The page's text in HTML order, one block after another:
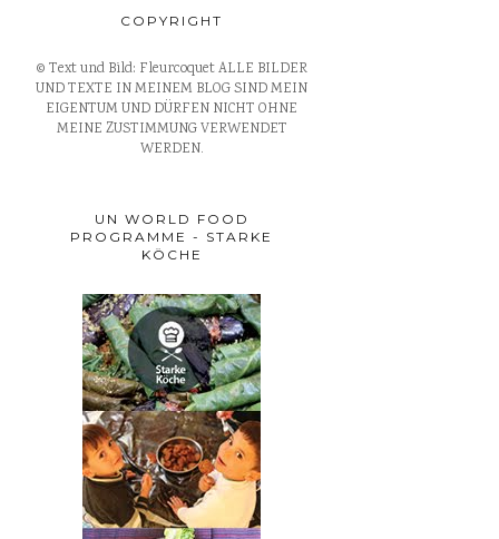
COPYRIGHT
© Text und Bild: Fleurcoquet ALLE BILDER
UND TEXTE IN MEINEM BLOG SIND MEIN
EIGENTUM UND DÜRFEN NICHT OHNE
MEINE ZUSTIMMUNG VERWENDET
WERDEN.
UN WORLD FOOD
PROGRAMME - STARKE
KÖCHE